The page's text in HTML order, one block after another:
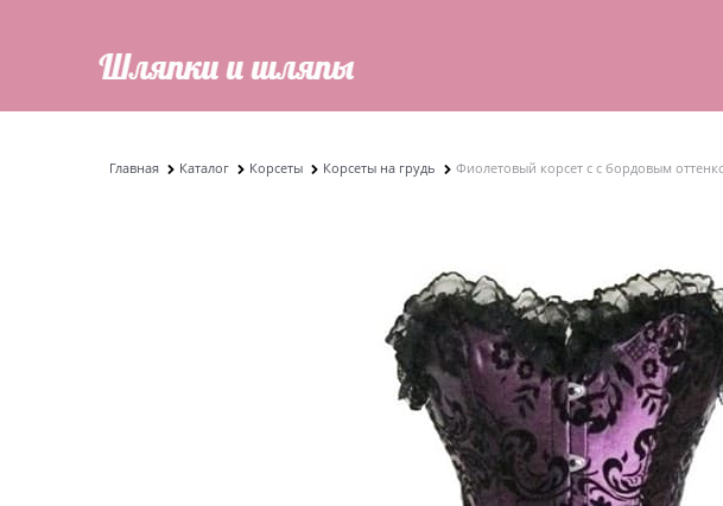
Главная Каталог Корсеты Корсеты на грудь Фиолетовый корсет с с бордовым